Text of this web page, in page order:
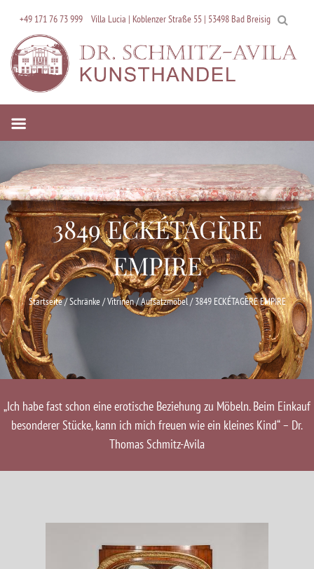
content
+49 171 76 73 999 Villa Lucia | Koblenzer Straße 55 | 53498 Bad Breisig
3849 ECKÉTAGÈRE
EMPIRE
Startseite/Schränke / Vitrinen / Aufsatzmöbel/ 3849 ECKÉTAGÈRE EMPIRE
„Ich habe fast schon eine erotische Beziehung zu Möbeln. Beim Einkauf
besonderer Stücke, kann ich mich freuen wie ein kleines Kind“ – Dr.
Thomas Schmitz-Avila